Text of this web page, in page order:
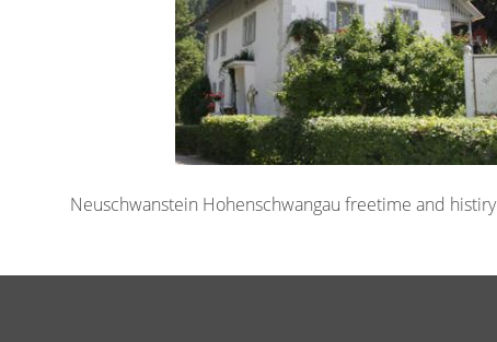
Neuschwanstein Hohenschwangau freetime and histiry
Bilder-Navigation